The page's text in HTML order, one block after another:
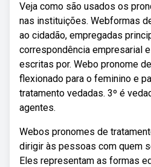
Veja como são usados os
nas instituições. Webformas
ao cidadão, empregadas
correspondência empresarial
escritas por. Webo pronome
flexionado para o feminino e
tratamento vedadas. 3º é
agentes.
Webos pronomes de
dirigir às pessoas com quem
Eles representam as formas